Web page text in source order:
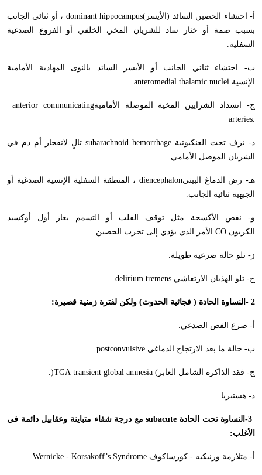
أ- احتشاء الحصين السائد (الأيسر)dominant hippocampus ، أو ثنائي الجانب
بسبب صمة أو خثار ساد للشريان المخي الخلفي أو الفروع الصدغية
السفلية.
ب- احتشاء ثنائي الجانب أو الأيسر السائد بالنوى المهادية الأمامية
الإنسيةanteromedial thalamic nuclei.
ج- انسداد الشرايين المخية الموصلة الأماميةanterior communicating
arteries.
د- نزف تحت العنكبوتية subarachnoid hemorrhage تالٍ لانفجار أم دم في
الشريان الموصل الأمامي.
هـ- رض الدماغ البينيdiencephalon ، المنطقة السفلية الإنسية الصدغية أو
الجبهية ثنائية الجانب.
و- نقص الأكسجة مثل توقف القلب أو التسمم بغاز أول أوكسيد
الكربون CO الأمر الذي يؤدي إلى تخرب الحصين.
ز- تلو حالة صرعية طويلة.
ح- تلو الهذيان الارتعاشيdelirium tremens.
- 2 النساوة الحادة ( فجائية الحدوث) ولكن لفترة زمنية قصيرة:
أ- صرع الفص الصدغي.
ب- حالة ما بعد الارتجاج الدماغيpostconvulsive.
ج- فقد الذاكرة الشامل العابر transient global amnesia (
TGA
)
.
د- هستيريا.
-3النساوة تحت الحادة subacute مع درجة شفاء متباينة وعقابيل دائمة في
الأغلب:
أ- متلازمة ورنيكيه - كورساكوفWernicke - Korsakoff’s Syndrome.